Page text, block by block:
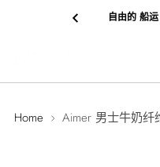
凉爽的 销售
Home Aimer 男士牛奶纤